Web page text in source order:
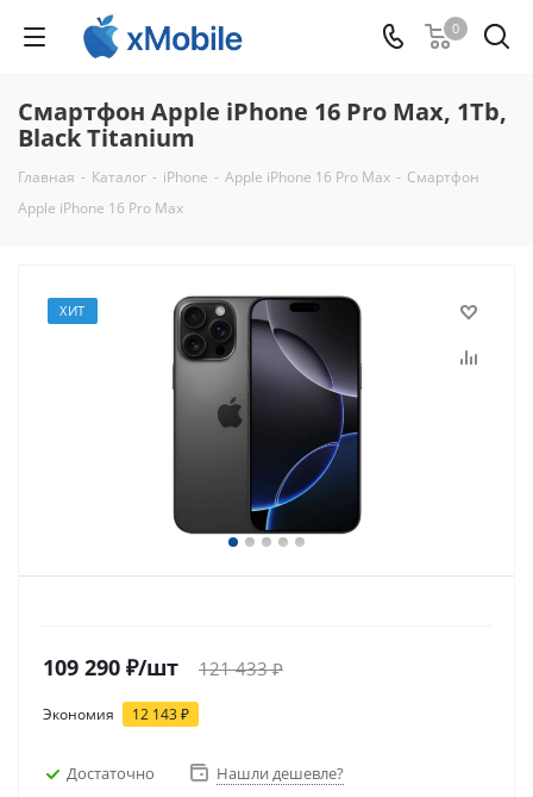
0
Смартфон Apple iPhone 16 Pro Max, 1Tb,
Black Titanium
Главная - Каталог - iPhone - Apple iPhone 16 Pro Max - Смартфон
Apple iPhone 16 Pro Max
ХИТ
109 290 ₽/шт 121 433₽
Экономия 12 143₽
Достаточно
Нашли дешевле?